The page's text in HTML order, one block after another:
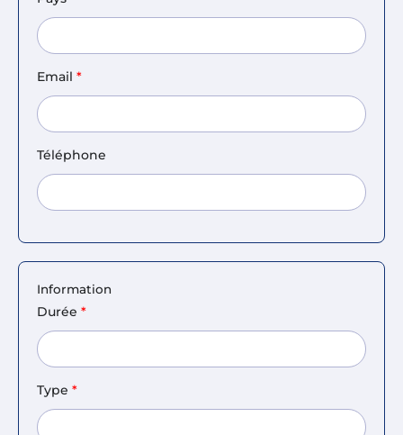
Email *
Téléphone
Information
Durée *
Type *